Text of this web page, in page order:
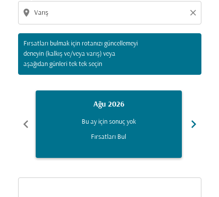
location_on close
Fırsatları bulmak için rotanızı güncellemeyi
deneyin (kalkış ve/veya varış) veya
aşağıdan günleri tek tek seçin
chevron_left
Ağu 2026
Bu ay için sonuç yok
Fırsatları Bul
chevron_right